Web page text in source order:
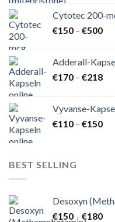
Cytotec 200-
€150 – €500
Adderall-
€170 – €218
Vyvanse-
€110 – €150
BEST SELLING
Desoxyn
€150 – €180